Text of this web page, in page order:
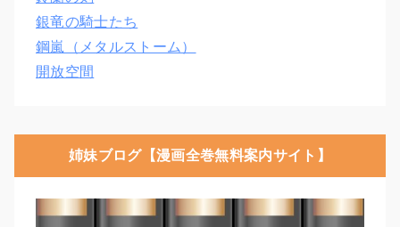
銀竜の騎士たち
鋼嵐（メタルストーム）
開放空間
姉妹ブログ【漫画全巻無料案内サイト】